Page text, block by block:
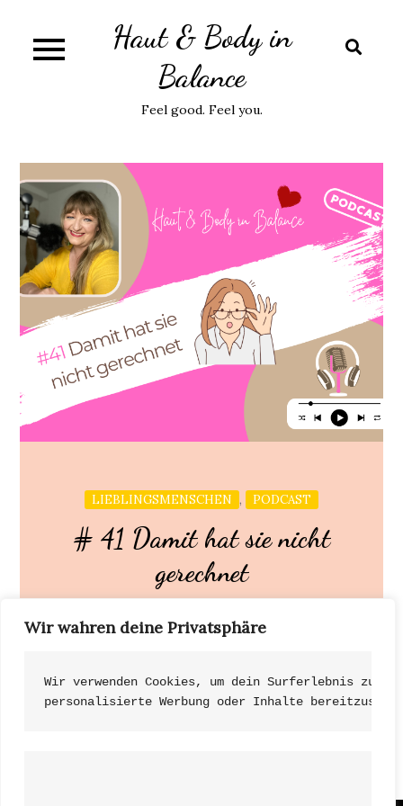
Wir wahren deine Privatsphäre
Wir verwenden Cookies, um dein Surferlebnis zu
personalisierte Werbung oder Inhalte
content
Haut & Body in
Balance
Feel good. Feel you.
LIEBLINGSMENSCHEN , PODCAST
# 41 Damit hat sie nicht
gerechnet